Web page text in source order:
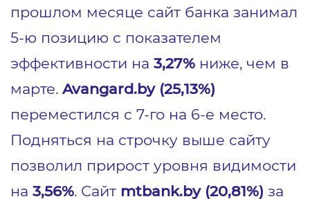
прошлом месяце сайт банка занимал
5-ю позицию с показателем
эффективности на 3,27% ниже, чем в
марте. Avangard.by (25,13%)
переместился с 7-го на 6-е место.
Подняться на строчку выше сайту
позволил прирост уровня видимости
на 3,56%. Сайт mtbank.by (20,81%) за